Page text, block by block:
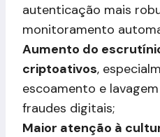
autenticação mais
monitoramento
Aumento do
criptoativos,
escoamento e
fraudes digitais;
Maior atenção à